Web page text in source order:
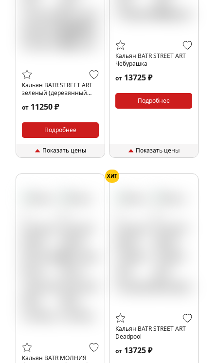
Кальян BATR STREET ART
зеленый (деревянный
от 11250 ₽
Подробнее
Показать цены
Кальян BATR STREET ART
Чебурашка
от 13725 ₽
Подробнее
Показать цены
Кальян BATR МОЛНИЯ
ХИТ
Кальян BATR STREET ART
Deadpool
от 13725 ₽